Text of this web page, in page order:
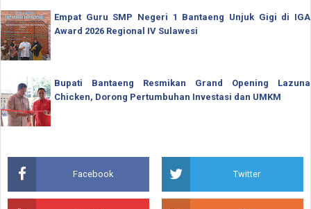
Empat Guru SMP Negeri 1 Bantaeng Unjuk Gigi di IGA
Award 2026 Regional IV Sulawesi
Bupati Bantaeng Resmikan Grand Opening Lazuna
Chicken, Dorong Pertumbuhan Investasi dan UMKM
Facebook Twitter